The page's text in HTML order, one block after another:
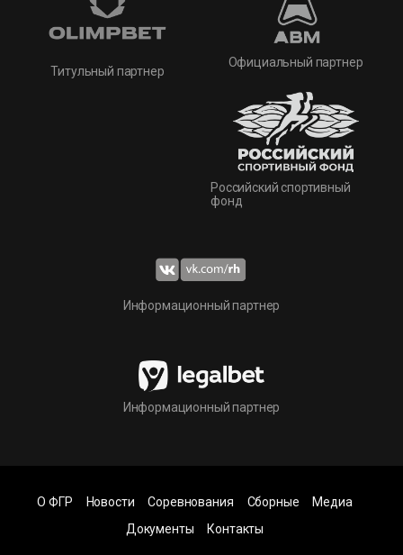
Титульный партнер
Официальный партнер
Российский спортивный
фонд
Информационный партнер
Информационный партнер
О ФГР Новости Соревнования Сборные
Медиа
Документы
Контакты